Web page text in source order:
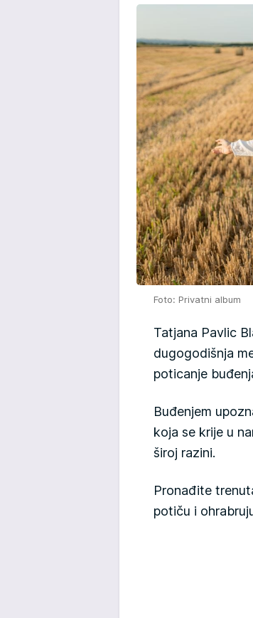
Foto: Privatni album
Tatjana Pavlic
dugogodišnja
poticanje
Buđenjem
koja se krije u
široj razini.
Pronađite
potiču i